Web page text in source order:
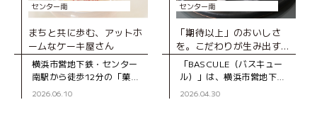
センター南
まちと共に歩む、アットホ
ームなケーキ屋さん
横浜市営地下鉄・センター
南駅から徒歩12分の「菓子
工房スグーリ」は、パティ
2026.06.10
センター南
「期待以上」のおいしさ
を。こだわりが生み出す、
とびきりのスイーツ
「BASCULE（バスキュー
ル）」は、横浜市営地下
鉄・センター南駅から徒歩3
2026.04.30